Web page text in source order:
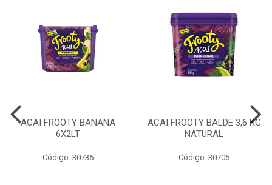
ACAI FROOTY BANANA
6X2LT
Código: 30736
ACAI FROOTY BALDE 3,6 KG
NATURAL
Código: 30705